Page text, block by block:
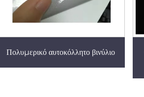
Πολυμερικό αυτοκόλλητο βινύλιο